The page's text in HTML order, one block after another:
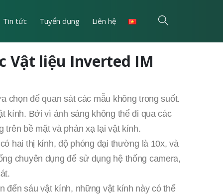
Tin tức Tuyển dụng Liên hệ
Vật liệu Inverted IM
chọn để quan sát các mẫu không trong suốt.
kính. Bởi vì ánh sáng không thể đi qua các
trên bề mặt và phản xạ lại vật kính.
hai thị kính, độ phóng đại thường là 10x, và
chuyên dụng để sử dụng hệ thống camera,
đến sáu vật kính, những vật kính này có thể